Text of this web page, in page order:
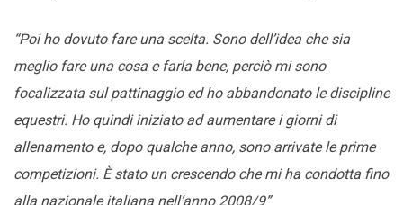
“Poi ho dovuto fare una scelta. Sono dell’idea che sia
meglio fare una cosa e farla bene, perciò mi sono
focalizzata sul pattinaggio ed ho abbandonato le discipline
equestri. Ho quindi iniziato ad aumentare i giorni di
allenamento e, dopo qualche anno, sono arrivate le prime
competizioni. È stato un crescendo che mi ha condotta fino
alla nazionale italiana nell’anno 2008/9”